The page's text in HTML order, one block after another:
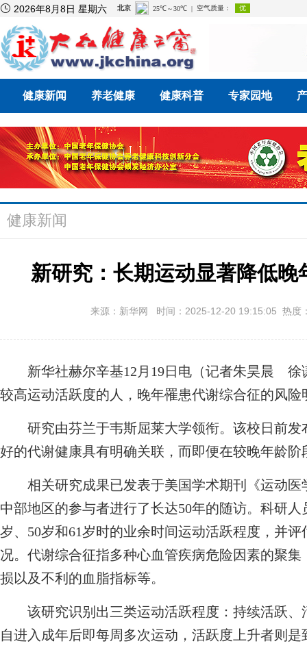
 2026年8月8日 星期六
健康新闻 养老健康 健康科普 专家园地
健康新闻
新研究：长期运动显著降低
来源：新华网 时间：2025-12-20 19:15:05 热度
新华社赫尔辛基12月19日电（记者朱昊晨 徐
较高运动活跃度的人，晚年罹患代谢综合征的风险
研究由芬兰于韦斯屈莱大学领衔。该校日前发
好的代谢健康具有明确关联，而即便在较晚年龄
相关研究成果已发表于美国学术期刊《运动医
中部地区的参与者进行了长达50年的随访。科研
岁、50岁和61岁时的业余时间运动活跃程度，并
况。代谢综合征指多种心血管疾病危险因素的聚
损以及不利的血脂指标等。
该研究识别出三类运动活跃程度：持续活跃、
自进入成年后即每周多次运动，活跃度上升者则